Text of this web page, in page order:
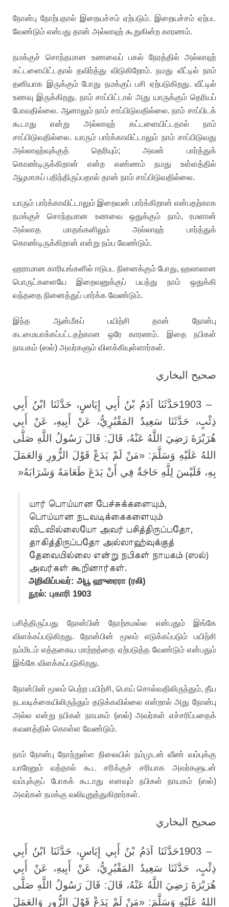
நோன்பு நோற்பதால் இறையச்சம் ஏற்படும். இறையச்சம் ஏற்பட
வேண்டும் என்பது தான் அல்லாஹ் கூறுகின்ற காரணம்.
நமக்குச் சொந்தமான உணவைப் பகல் நேரத்தில் அல்லாஹ்
கட்டளையிட்டதால் தவிர்த்து விடுகிறோம். நமது வீட்டில் நாம்
தனியாக இருக்கும் போது நமக்குப் பசி ஏற்படுகிறது. வீட்டில்
உணவு இருக்கிறது. நாம் சாப்பிட்டால் அது யாருக்கும் தெரியப்
போவதில்லை. ஆனாலும் நாம் சாப்பிடுவதில்லை. நாம் சாப்பிடக்
கூடாது என்று அல்லாஹ் கட்டளையிட்டதால் நாம்
சாப்பிடுவதில்லை. யாரும் பார்க்காவிட்டாலும் நாம் சாப்பிடுவது
அல்லாஹ்வுக்குத் தெரியும்; அவன் பார்த்துக்
கொண்டிருக்கிறான் என்ற எண்ணம் நமது உள்ளத்தில்
ஆழமாகப் பதிந்திருப்பதால் தான் நாம் சாப்பிடுவதில்லை.
யாரும் பார்க்காவிட்டாலும் இறைவன் பார்க்கிறான் என்பதற்காக
நமக்குச் சொந்தமான உணவை ஒதுக்கும் நாம், ரமளான்
அல்லாத மாதங்களிலும் அல்லாஹ் பார்த்துக்
கொண்டிருக்கிறான் என்று நம்ப வேண்டும்.
ஹராமான காரியங்களில் ஈடுபட நினைக்கும் போது, ஹலாலான
பொருட்களையே இறைவனுக்குப் பயந்து நாம் ஒதுக்கி
வந்ததை நினைத்துப் பார்க்க வேண்டும்.
இந்த ஆன்மீகப் பயிற்சி தான் நோன்பு
கடமையாக்கப்பட்டதற்கான ஒரே காரணம். இதை நபிகள்
நாயகம் (ஸல்) அவர்களும் விளக்கியுள்ளார்கள்.
صحيح البخاري
1903 –حَدَّثَنَا آدَمُ بْنُ أَبِي إِيَاسٍ، حَدَّثَنَا ابْنُ أَبِي
ذِئْبٍ، حَدَّثَنَا سَعِيدٌ المَقْبُرِيُّ، عَنْ أَبِيهِ، عَنْ أَبِي
هُرَيْرَةَ رَضِيَ اللَّهُ عَنْهُ، قَالَ: قَالَ رَسُولُ اللَّهِ صَلَّى
اللهُ عَلَيْهِ وَسَلَّمَ: «مَنْ لَمْ يَدَعْ قَوْلَ الزُّورِ وَالعَمَلَ
بِهِ، فَلَيْسَ لِلَّهِ حَاجَةٌ فِي أَنْ يَدَعَ طَعَامَهُ وَشَرَابَهُ»
யார் பொய்யான பேச்சுக்களையும்,
பொய்யான நடவடிக்கைகளையும்
விடவில்லையோ அவர் பசித்திருப்பதோ,
தாகித்திருப்பதோ அல்லாஹ்வுக்குத்
தேவையில்லை என்று நபிகள் நாயகம் (ஸல்)
அவர்கள் கூறினார்கள்.
அறிவிப்பவர்: அபூ ஹுரைரா (ரலி)
நூல்: புகாரி 1903
பசித்திருப்பது நோன்பின் நோற்கமல்ல என்பதும் இங்கே
விளக்கப்படுகிறது. நோன்பின் மூலம் எடுக்கப்படும் பயிற்சி
நம்மிடம் எத்தகைய மாற்றத்தை ஏற்படுத்த வேண்டும் என்பதும்
இங்கே விளக்கப்படுகிறது.
நோன்பின் மூலம் பெற்ற பயிற்சி, பொய் சொல்வதிலிருந்தும், தீய
நடவடிக்கையிலிருந்தும் தடுக்கவில்லை என்றால் அது நோன்பு
அல்ல என்று நபிகள் நாயகம் (ஸல்) அவர்கள் எச்சரிப்பதைக்
கவனத்தில் கொள்ள வேண்டும்.
நாம் நோன்பு நோற்றுள்ள நிலையில் நம்முடன் வீண் வம்புக்கு
யாரேனும் வந்தால் கூட சரிக்குச் சரியாக அவர்களுடன்
வம்புக்குப் போகக் கூடாது எனவும் நபிகள் நாயகம் (ஸல்)
அவர்கள் நமக்கு வலியுறுத்துகிறார்கள்.
صحيح البخاري
1903 –حَدَّثَنَا آدَمُ بْنُ أَبِي إِيَاسٍ، حَدَّثَنَا ابْنُ أَبِي
ذِئْبٍ، حَدَّثَنَا سَعِيدٌ المَقْبُرِيُّ، عَنْ أَبِيهِ، عَنْ أَبِي
هُرَيْرَةَ رَضِيَ اللَّهُ عَنْهُ، قَالَ: قَالَ رَسُولُ اللَّهِ صَلَّى
اللهُ عَلَيْهِ وَسَلَّمَ: «مَنْ لَمْ يَدَعْ قَوْلَ الزُّورِ وَالعَمَلَ